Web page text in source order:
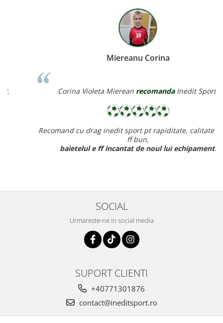
Miereanu Corina
Corina Violeta Miereanrecomanda Inedit Sport.
Recomand cu drag inedit sport pt rapiditate, calitate si pret
baietelul e ff incantat de noul lui echipament.
SOCIAL
Urmareste-ne in social media
SUPORT CLIENTI
+40771301876
contact@ineditsport.ro